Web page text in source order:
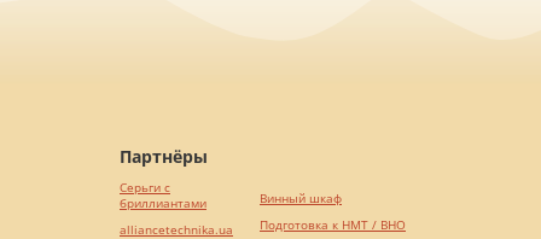
Партнёры
Серьги с
бриллиантами
alliancetechnika.ua
Винный шкаф
Подготовка к НМТ / ВНО